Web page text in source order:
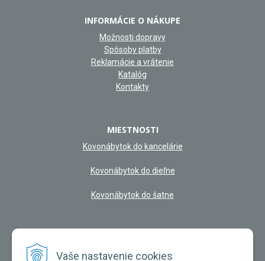
Vaše nastavenie cookies
INFORMÁCIE O NÁKUPE
Možnosti dopravy
Spôsoby platby
Reklamácie a vrátenie
Katalóg
Kontakty
MIESTNOSTI
Kovonábytok do kancelárie
Kovonábytok do dieľne
Kovonábytok do šatne